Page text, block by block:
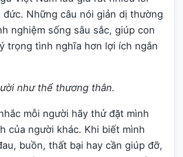
đức. Những câu nói giản dị thường
nghiệm sống sâu sắc, giúp con
trọng tình nghĩa hơn lợi ích ngắn
như thể thương thân.
mỗi người hãy thử đặt mình
của người khác. Khi biết mình
buồn, thất bại hay cần giúp đỡ,